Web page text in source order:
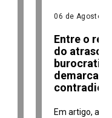
06 de Agosto
Entre o
do atraso
Em artigo,